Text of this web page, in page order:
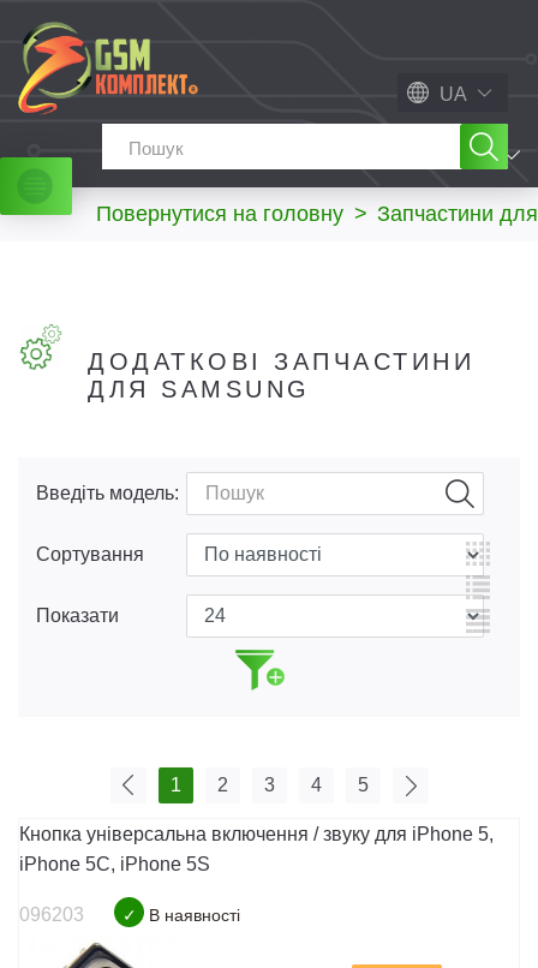
UA
МЕНЮ
Повернутися на головну > Запчастини
ДОДАТКОВІ ЗАПЧАСТИНИ
ДЛЯ SAMSUNG
Введіть модель:
Сортування
Показати
1 2 3 4 5
Кнопка універсальна включення / звуку для iPhone 5,
iPhone 5C, iPhone 5S
096203 ✓ В наявності